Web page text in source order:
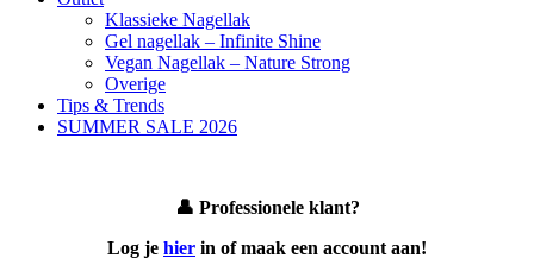
Klassieke Nagellak
Gel nagellak – Infinite Shine
Vegan Nagellak – Nature Strong
Overige
Tips & Trends
SUMMER SALE 2026
👤 Professionele klant?
Log je hier in of maak een account aan!